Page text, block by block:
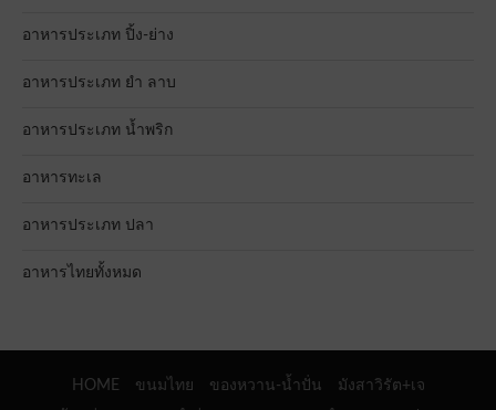
อาหารประเภท ปิ้ง-ย่าง
อาหารประเภท ยำ ลาบ
อาหารประเภท น้ำพริก
อาหารทะเล
อาหารประเภท ปลา
อาหารไทยทั้งหมด
HOME ขนมไทย ของหวาน-น้ำปั่น
มังสาวิรัต+เจ